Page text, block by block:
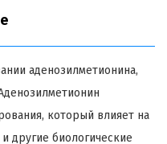
аденозилметионина,
который влияет на
другие биологические